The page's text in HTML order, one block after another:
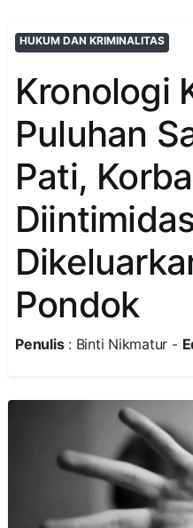
HUKUM DAN KRIMINALITAS
Kronologi
Puluhan
Pati,
Pondok
Penulis: Binti Nikmatur -